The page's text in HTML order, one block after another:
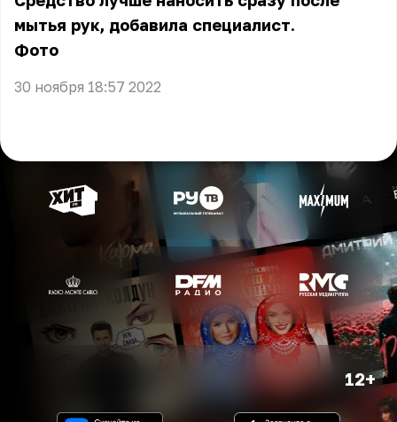
мытья рук, добавила специалист.
Фото
30 ноября 18:57 2022
12+